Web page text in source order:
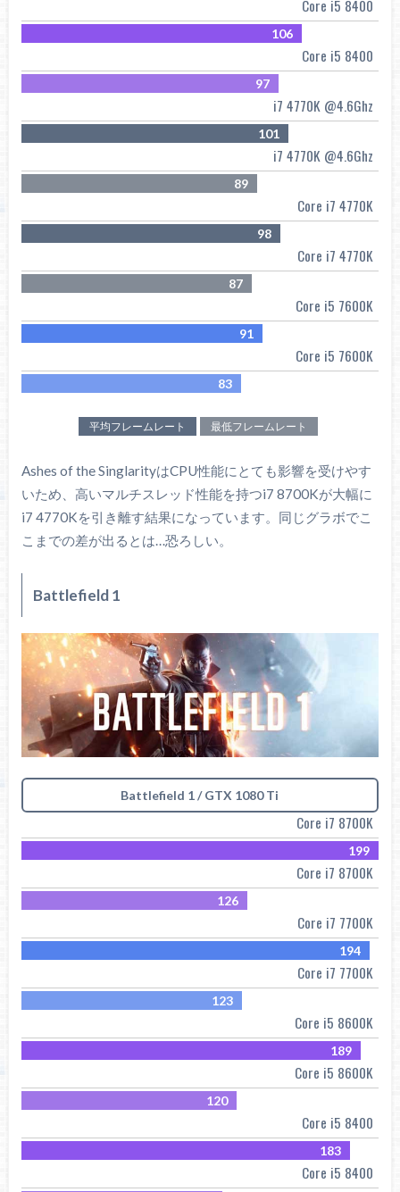
Core i5 8400
106
Core i5 8400
97
i7 4770K @4.6Ghz
101
i7 4770K @4.6Ghz
89
Core i7 4770K
98
Core i7 4770K
87
Core i5 7600K
91
Core i5 7600K
83
平均フレームレート 最低フレームレート
Ashes of the SinglarityはCPU性能にとても影響を受けやす
いため、高いマルチスレッド性能を持つi7 8700Kが大幅に
i7 4770Kを引き離す結果になっています。同じグラボでこ
こまでの差が出るとは…恐ろしい。
Battlefield 1
Battlefield 1 / GTX 1080 Ti
Core i7 8700K
199
Core i7 8700K
126
Core i7 7700K
194
Core i7 7700K
123
Core i5 8600K
189
Core i5 8600K
120
Core i5 8400
183
Core i5 8400